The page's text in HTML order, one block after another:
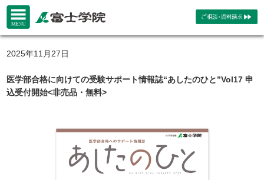
2025年11月27日
医学部合格に向けての受験サポート情報誌“あしたのひと”Vol17 申
込受付開始<非売品・無料>